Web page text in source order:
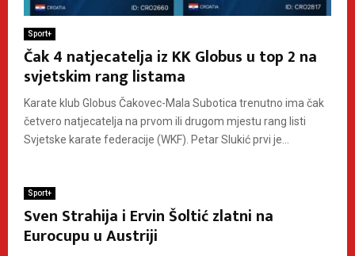
Sport+
Čak 4 natjecatelja iz KK Globus u top 2 na
svjetskim rang listama
Karate klub Globus Čakovec-Mala Subotica trenutno ima čak
četvero natjecatelja na prvom ili drugom mjestu rang listi
Svjetske karate federacije (WKF). Petar Slukić prvi je...
Sport+
Sven Strahija i Ervin Šoltić zlatni na
Eurocupu u Austriji